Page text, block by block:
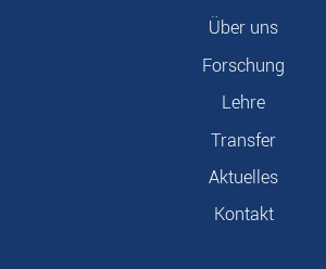
Über uns
Forschung
Lehre
Transfer
Aktuelles
Kontakt